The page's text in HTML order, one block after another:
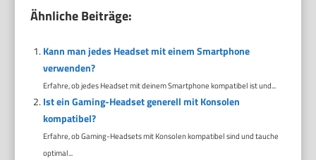
Ähnliche Beiträge:
Kann man jedes Headset mit einem Smartphone
verwenden?
Erfahre, ob jedes Headset mit deinem Smartphone kompatibel ist und...
Ist ein Gaming-Headset generell mit Konsolen
kompatibel?
Erfahre, ob Gaming-Headsets mit Konsolen kompatibel sind und tauche
optimal...